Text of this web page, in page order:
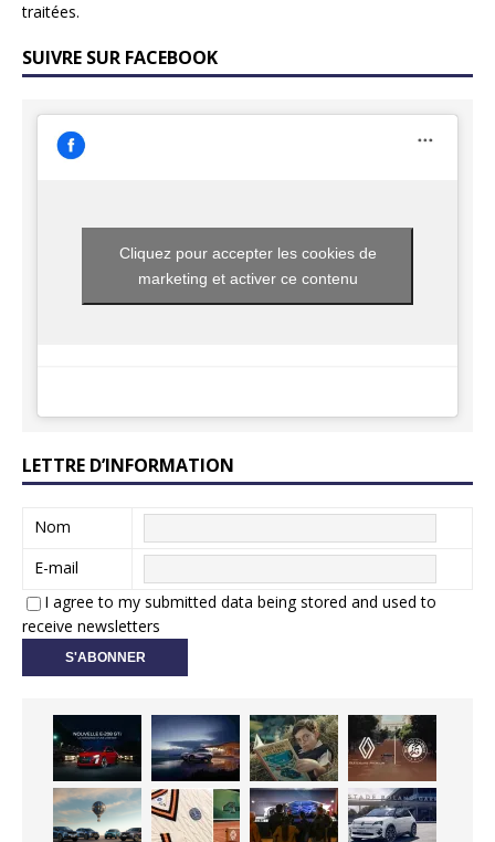
traitées.
SUIVRE SUR FACEBOOK
Cliquez pour accepter les cookies de
marketing et activer ce contenu
LETTRE D’INFORMATION
Nom
E-mail
I agree to my submitted data being stored and used to
receive newsletters